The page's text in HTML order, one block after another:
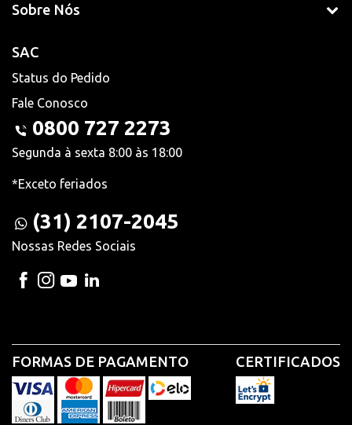
Sobre Nós
SAC
Status do Pedido
Fale Conosco
0800 727 2273
Segunda à sexta 8:00 às 18:00
*Exceto feriados
(31) 2107-2045
Nossas Redes Sociais
FORMAS DE PAGAMENTO CERTIFICADOS